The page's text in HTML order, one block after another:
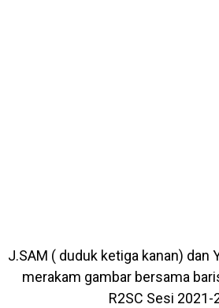
J.SAM ( duduk ketiga kanan) dan
merakam gambar bersama
R2SC Sesi 2021-